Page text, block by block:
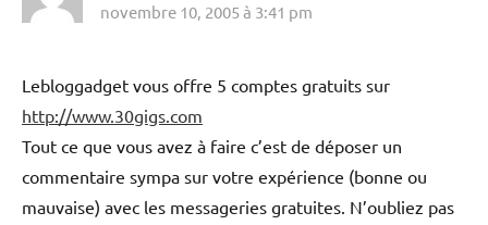
novembre 10, 2005 à 3:41 pm
Lebloggadget vous offre 5 comptes gratuits sur
http://www.30gigs.com
Tout ce que vous avez à faire c’est de déposer un
commentaire sympa sur votre expérience (bonne ou
mauvaise) avec les messageries gratuites. N’oubliez pas